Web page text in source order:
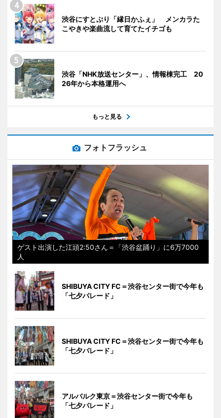
渋谷にすとぷり「縁日かふぇ」 メンカラた
こやきや楽曲流して育てたイチゴも
渋谷「NHK放送センター」、情報棟完工 20
26年から本格運用へ
もっと見る
フォトフラッシュ
ゲスト出演した江頭2:50さん＝「渋谷盆踊り」に6万7000
人
SHIBUYA CITY FC＝渋谷センター街で今年も
「七夕パレード」
SHIBUYA CITY FC＝渋谷センター街で今年も
「七夕パレード」
アルバルク東京＝渋谷センター街で今年も
「七夕パレード」